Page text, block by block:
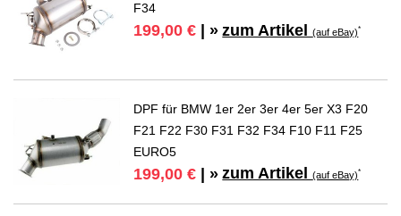
F34
199,00 € | » zum Artikel(auf eBay)*
DPF für BMW 1er 2er 3er 4er 5er X3 F20
F21 F22 F30 F31 F32 F34 F10 F11 F25
EURO5
199,00 € | » zum Artikel(auf eBay)*